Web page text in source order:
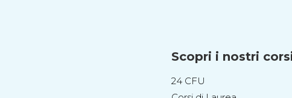
Scopri i nostri
24 CFU